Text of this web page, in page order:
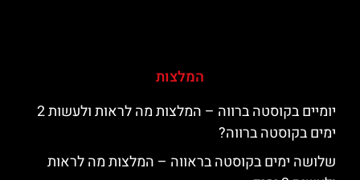
המלצות
יומיים בקוסטה ברווה – המלצות מה לראות ולעשות 2
ימים בקוסטה ברווה?
שלושה ימים בקוסטה בראווה – המלצות מה לראות